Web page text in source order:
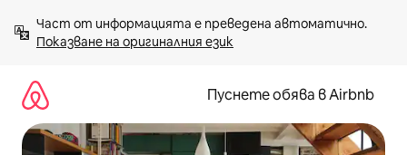
към
съдържанието
Показване на оригиналния език
Пуснете обява в Airbnb